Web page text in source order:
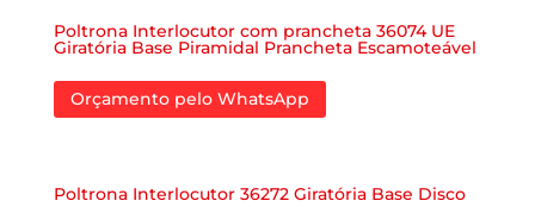
Poltrona Interlocutor com prancheta 36074 UE
Giratória Base Piramidal Prancheta Escamoteável
Orçamento pelo WhatsApp
Poltrona Interlocutor 36272 Giratória Base Disco